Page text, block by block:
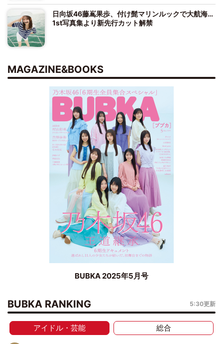
日向坂46藤嶌果歩、付け髭マリンルックで大航海…
1st写真集より新先行カット解禁
MAGAZINE&BOOKS
BUBKA 2025年5月号
BUBKA RANKING 5:30更新
アイドル・芸能 総合